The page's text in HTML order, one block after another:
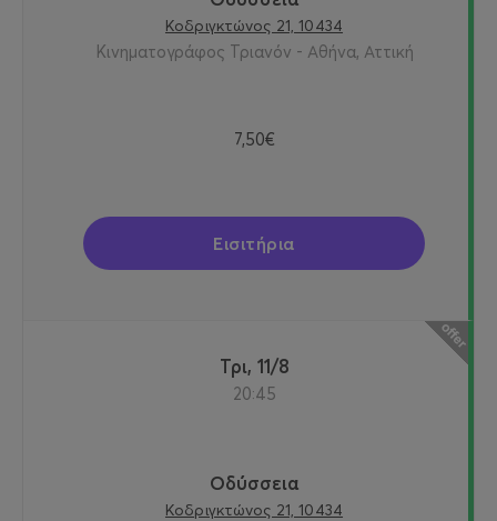
Κοδριγκτώνος 21, 10434
Κινηματογράφος Τριανόν - Αθήνα, Αττική
7,50€
Εισιτήρια
Τρι, 11/8
20:45
Οδύσσεια
Κοδριγκτώνος 21, 10434